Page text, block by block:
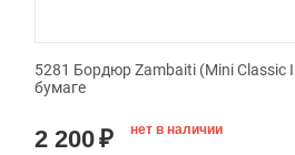
5281 Бордюр Zambaiti (Mini Classic
бумаге
2 200₽ нет в наличии